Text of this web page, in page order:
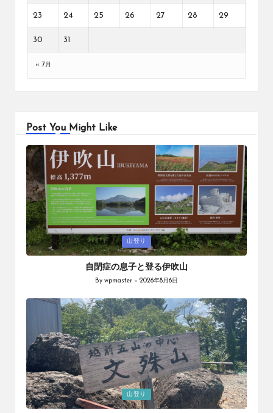
23 24 25 26 27 28 29
30 31
« 7月
Post You Might Like
Posted
in
山登り
自閉症の息子と登る伊吹山
Posted
By wpmaster 2026年8月6日
Posted
in
山登り